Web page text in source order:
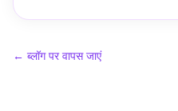
← ब्लॉग पर वापस जाएं